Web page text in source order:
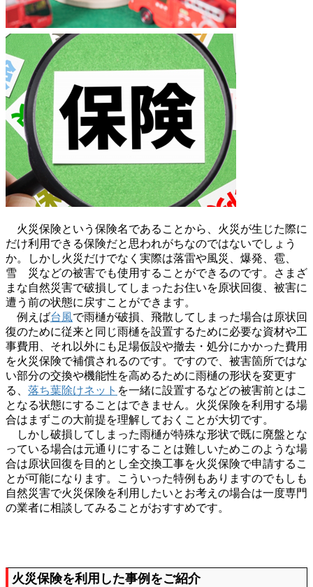
火災保険という保険名であることから、火災が生じた際に
だけ利用できる保険だと思われがちなのではないでしょう
か。しかし火災だけでなく実際は落雷や風災、爆発、雹、
雪 災などの被害でも使用することができるのです。さまざ
まな自然災害で破損してしまったお住いを原状回復、被害に
遭う前の状態に戻すことができます。
例えば台風で雨樋が破損、飛散してしまった場合は原状回
復のために従来と同じ雨樋を設置するために必要な資材や工
事費用、それ以外にも足場仮設や撤去・処分にかかった費用
を火災保険で補償されるのです。ですので、被害箇所ではな
い部分の交換や機能性を高めるために雨樋の形状を変更す
る、 落ち葉除けネット を一緒に設置するなどの被害前とはこ
となる状態にすることはできません。火災保険を利用する場
合はまずこの大前提を理解しておくことが大切です。
しかし破損してしまった雨樋が特殊な形状で既に廃盤とな
っている場合は元通りにすることは難しいためこのような場
合は原状回復を目的とし全交換工事を火災保険で申請するこ
とが可能になります。こういった特例もありますのでもしも
自然災害で火災保険を利用したいとお考えの場合は一度専門
の業者に相談してみることがおすすめです。
火災保険を利用した事例をご紹介